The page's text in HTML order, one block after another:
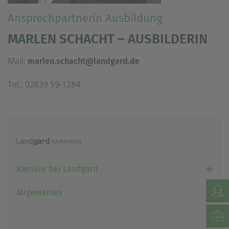
Verfügung stellen.
Marketing
Wir verwenden Cookies für Personalisierung, um Ihnen
können wir Ihnen beispielweise Angebote präsentieren,
zugeschnitten sind.
Ansprechpartnerin Ausbildung
MARLEN SCHACHT – AUSBILDERIN
Mail: marlen.schacht@landgard.de
Tel.: 02839 59-1284
Karriere bei Landgard
Allgemeines